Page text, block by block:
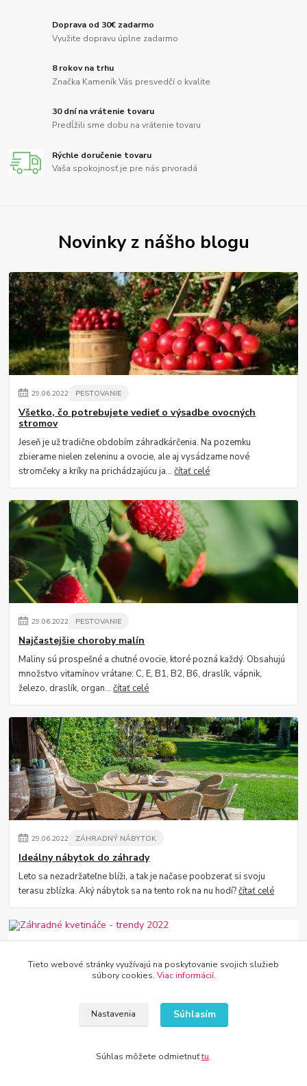
Doprava od 30€ zadarmo
Využite dopravu úplne zadarmo
8 rokov na trhu
Značka Kameník Vás presvedčí o kvalite
30 dní na vrátenie tovaru
Predĺžili sme dobu na vrátenie tovaru
Rýchle doručenie tovaru
Vaša spokojnosť je pre nás prvoradá
Novinky z nášho blogu
29.06.2022 PESTOVANIE
Všetko, čo potrebujete vedieť o výsadbe ovocných
stromov
Jeseň je už tradične obdobím záhradkárčenia. Na pozemku
zbierame nielen zeleninu a ovocie, ale aj vysádzame nové
stromčeky a kríky na prichádzajúcu ja...čítať celé
29.06.2022 PESTOVANIE
Najčastejšie choroby malín
Maliny sú prospešné a chutné ovocie, ktoré pozná každý. Obsahujú
množstvo vitamínov vrátane: C, E, B1, B2, B6, draslík, vápnik,
železo, draslík, organ...čítať celé
29.06.2022 ZÁHRADNÝ NÁBYTOK
Ideálny nábytok do záhrady
Leto sa nezadržateľne blíži, a tak je načase poobzerať si svoju
terasu zblízka. Aký nábytok sa na tento rok na nu hodí?čítať celé
Záhradné kvetináče - trendy 2022
Tieto webové stránky využívajú na poskytovanie svojich služieb
súbory cookies. Viac informácií.
Nastavenia Súhlasím
Súhlas môžete odmietnuťtu.